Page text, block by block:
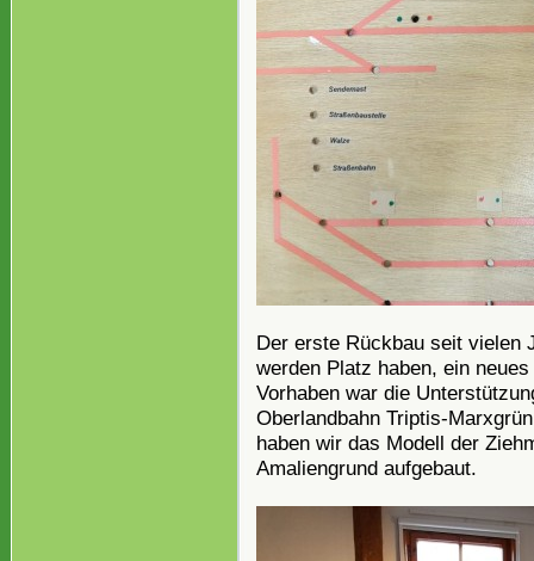
Der erste Rückbau seit vielen
werden Platz haben, ein
Vorhaben war die
Oberlandbahn Triptis-
haben wir das Modell der
Amaliengrund aufgebaut.